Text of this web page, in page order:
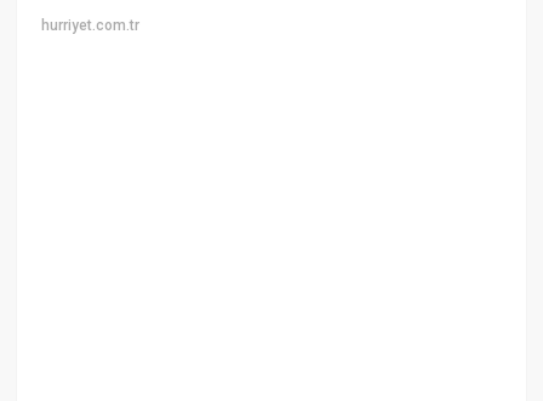
hurriyet.com.tr